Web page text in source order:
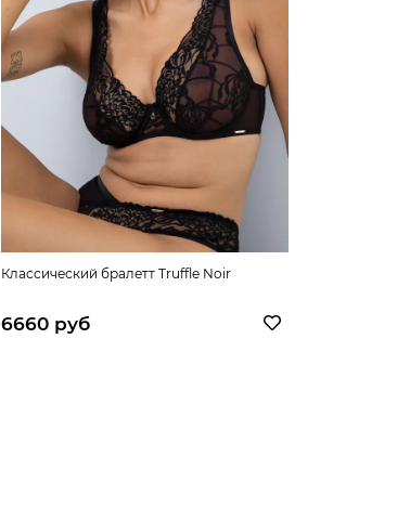
Классический бралетт Truffle Noir
6660 руб